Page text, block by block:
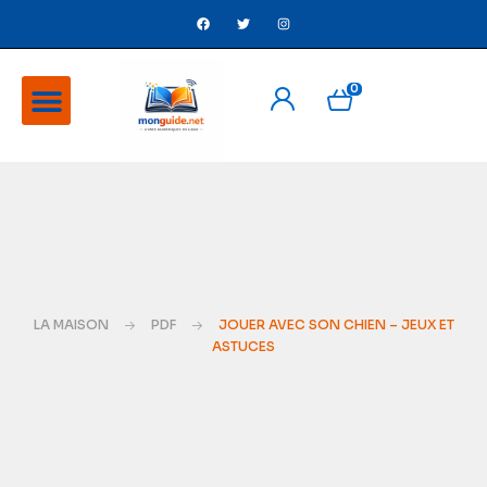
0
LA MAISON PDF
JOUER AVEC SON CHIEN – JEUX ET
ASTUCES